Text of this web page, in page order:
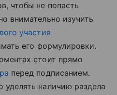
чтобы не попасть
внимательно изучить
участия
его формулировки.
стоит прямо
перед подписанием.
наличию раздела